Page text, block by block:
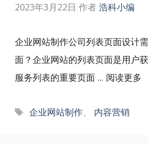
2023年3月22日 作者 浩科小编
企业网站制作公司列表页面设计
面？企业网站的列表页面是用户
服务列表的重要页面 ... 阅读更多
标
企业网站制作、 内容营销